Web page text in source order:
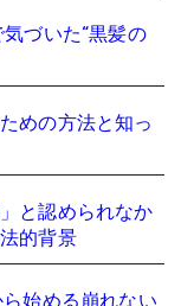
づいた“黒髪の
めの方法と知っ
と認められなか
的背景
始める崩れない